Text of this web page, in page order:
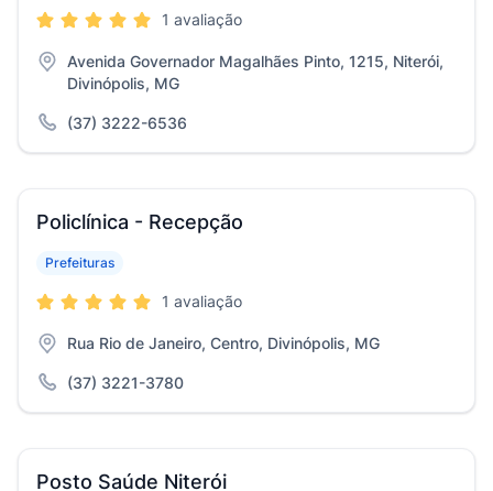
1 avaliação
Avenida Governador Magalhães Pinto, 1215, Niterói,
Divinópolis, MG
(37) 3222-6536
Policlínica - Recepção
Prefeituras
1 avaliação
Rua Rio de Janeiro, Centro, Divinópolis, MG
(37) 3221-3780
Posto Saúde Niterói